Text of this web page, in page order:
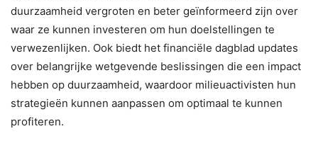
duurzaamheid vergroten en beter geïnformeerd zijn over
waar ze kunnen investeren om hun doelstellingen te
verwezenlijken. Ook biedt het financiële dagblad updates
over belangrijke wetgevende beslissingen die een impact
hebben op duurzaamheid, waardoor milieuactivisten hun
strategieën kunnen aanpassen om optimaal te kunnen
profiteren.